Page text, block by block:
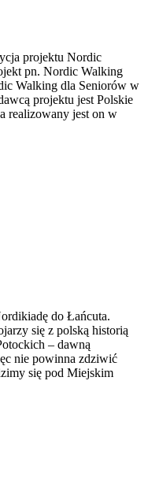
projektu Nordic
pn. Nordic Walking
Walking dla Seniorów w
projektu jest Polskie
realizowany jest on w
do Łańcuta.
się z polską historią
– dawną
nie powinna zdziwić
się pod Miejskim